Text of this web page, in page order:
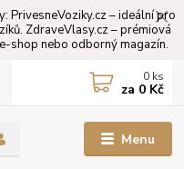
PrivesneVoziky.cz – ideální pro
ZdraveVlasy.cz – prémiová
shop nebo odborný magazín.
Menu
0 ks
za 0 Kč